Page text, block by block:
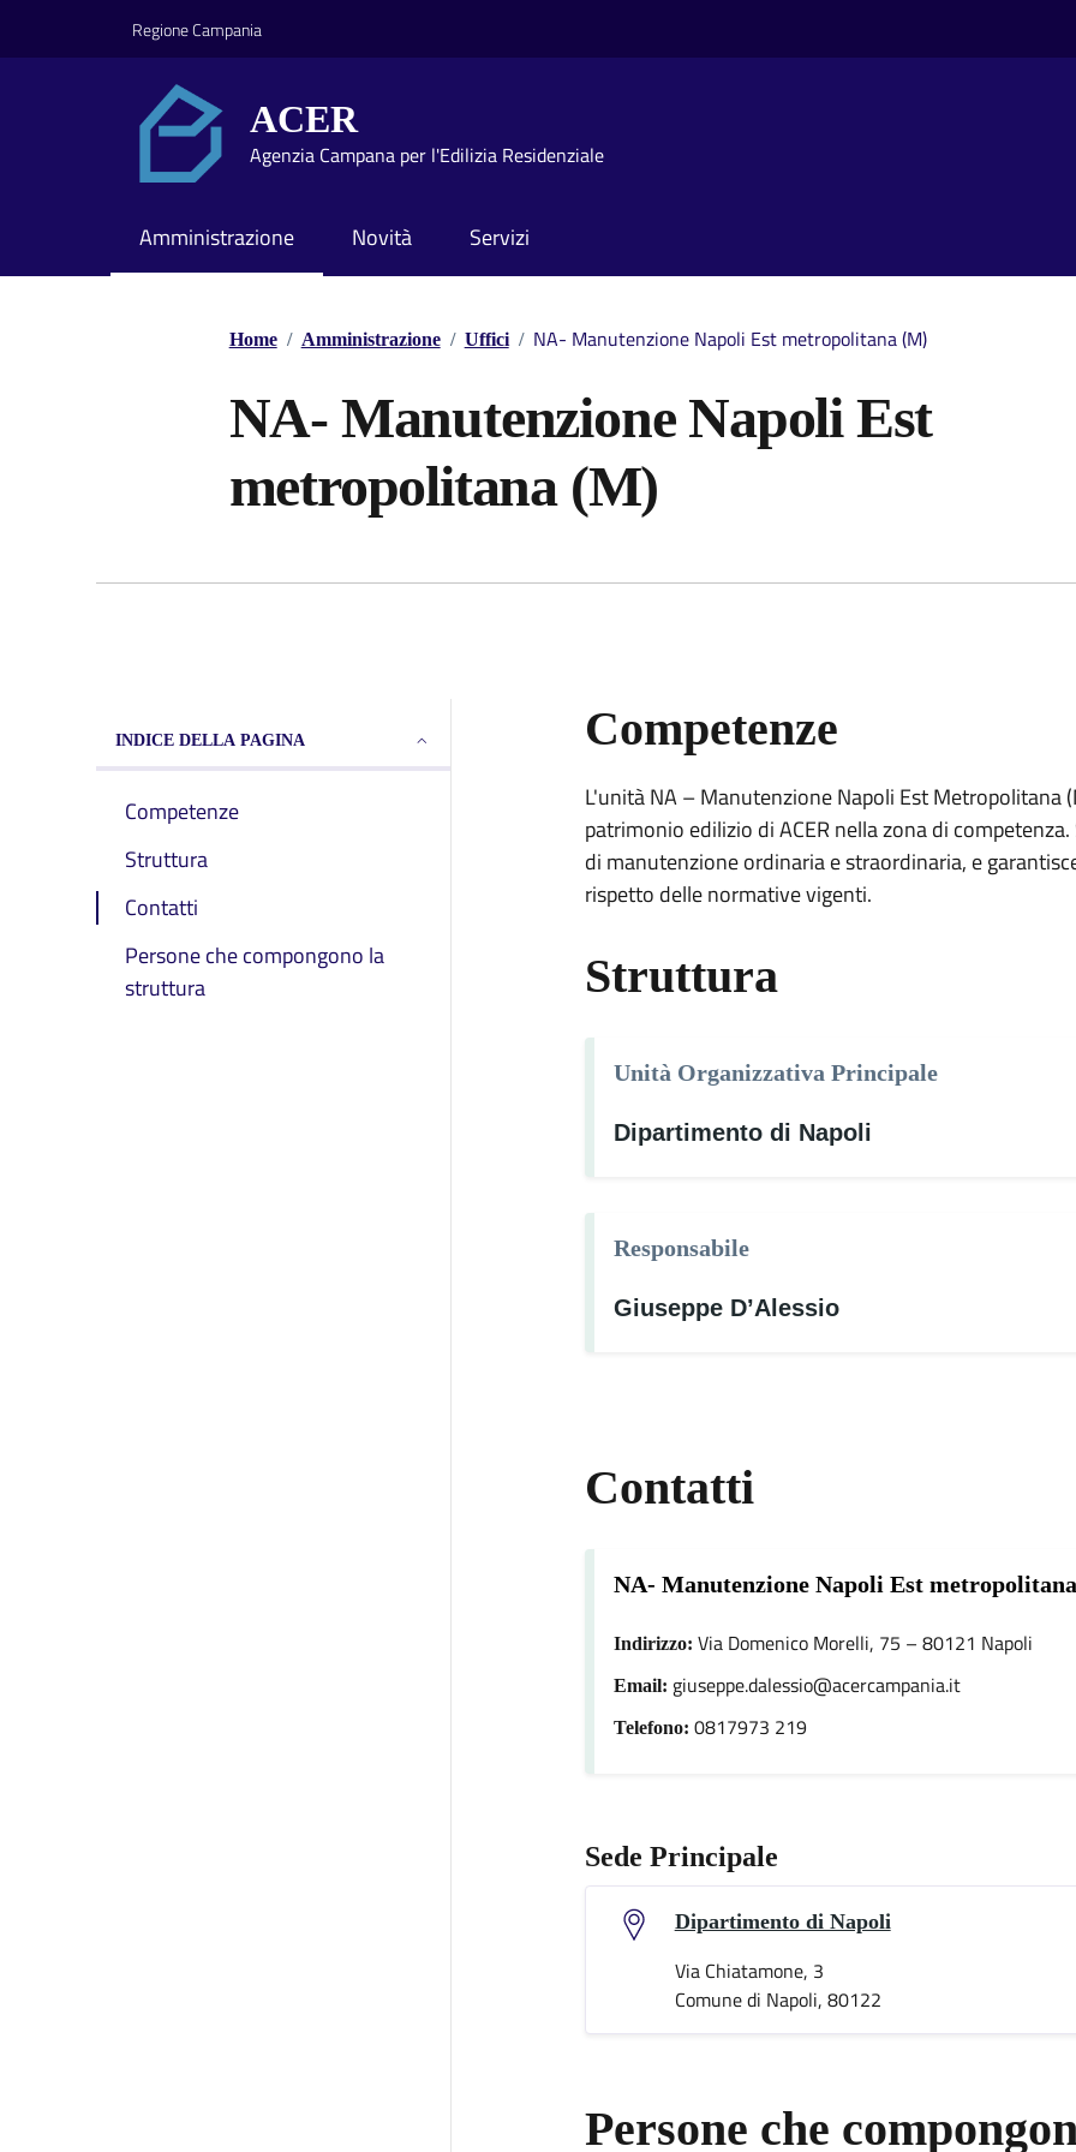
Regione Campania
ACER
Agenzia Campana per l'Edilizia Residenziale
Amministrazione Novità Servizi
Home / Amministrazione / Uffici / NA- Manutenzione Napoli Est metropolitana (M)
NA- Manutenzione Napoli Est
metropolitana (M)
INDICE DELLA PAGINA
Competenze
Struttura
Contatti
Persone che compongono la
struttura
Competenze
L'unità NA – Manutenzione Napoli Est Metropolitana
patrimonio edilizio di ACER nella zona di
di manutenzione ordinaria e straordinaria, e
rispetto delle normative vigenti.
Struttura
Unità Organizzativa Principale
Dipartimento di Napoli
Responsabile
Giuseppe D’Alessio
Contatti
NA- Manutenzione Napoli Est
Indirizzo: Via Domenico Morelli, 75 – 80121 Napoli
Email: giuseppe.dalessio@acercampania.it
Telefono: 0817973 219
Sede Principale
Dipartimento di Napoli
Via Chiatamone, 3
Comune di Napoli, 80122
Persone che